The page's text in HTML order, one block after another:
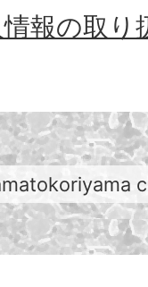
報の取り